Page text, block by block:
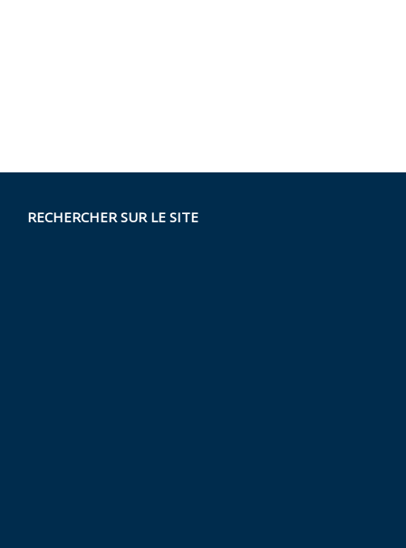
RECHERCHER SUR LE SITE